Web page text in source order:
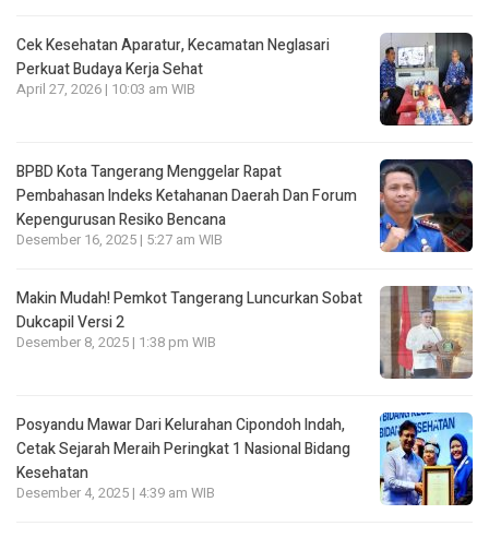
Cek Kesehatan Aparatur, Kecamatan Neglasari
Perkuat Budaya Kerja Sehat
April 27, 2026 | 10:03 am WIB
BPBD Kota Tangerang Menggelar Rapat
Pembahasan lndeks Ketahanan Daerah Dan Forum
Kepengurusan Resiko Bencana
Desember 16, 2025 | 5:27 am WIB
Makin Mudah! Pemkot Tangerang Luncurkan Sobat
Dukcapil Versi 2
Desember 8, 2025 | 1:38 pm WIB
Posyandu Mawar Dari Kelurahan Cipondoh lndah,
Cetak Sejarah Meraih Peringkat 1 Nasional Bidang
Kesehatan
Desember 4, 2025 | 4:39 am WIB